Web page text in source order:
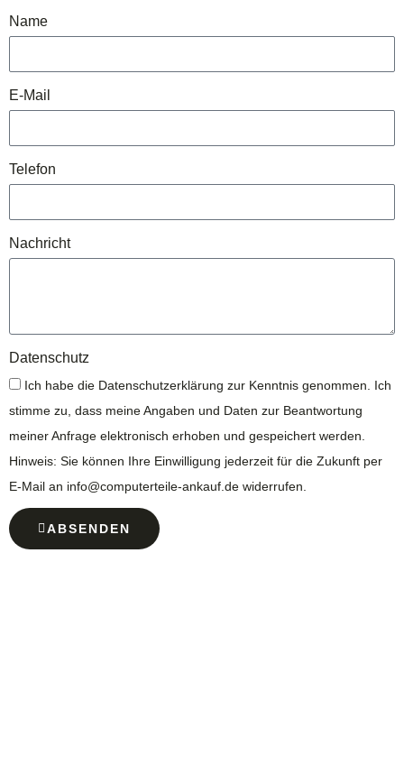
Name
E-Mail
Telefon
Nachricht
Datenschutz
Ich habe die Datenschutzerklärung zur Kenntnis genommen. Ich
stimme zu, dass meine Angaben und Daten zur Beantwortung
meiner Anfrage elektronisch erhoben und gespeichert werden.
Hinweis: Sie können Ihre Einwilligung jederzeit für die Zukunft per
E-Mail an info@computerteile-ankauf.de widerrufen.
ABSENDEN